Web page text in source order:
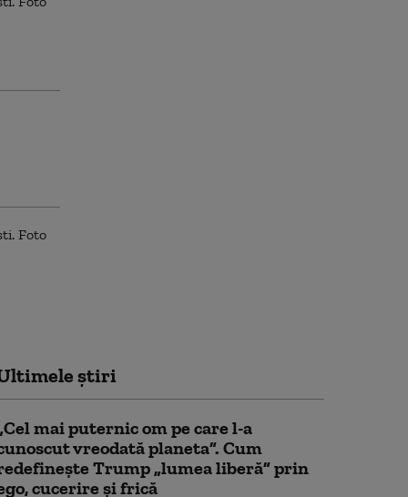
știri
mai puternic om pe care l-a
vreodată planeta”. Cum
Trump „lumea liberă” prin
cucerire și frică